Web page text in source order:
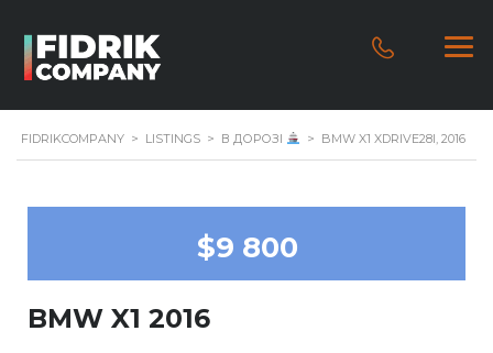
FIDRIKCOMPANY > LISTINGS > В ДОРОЗІ > BMW X1 XDRIVE28I, 2016
$9 800
BMW X1 2016